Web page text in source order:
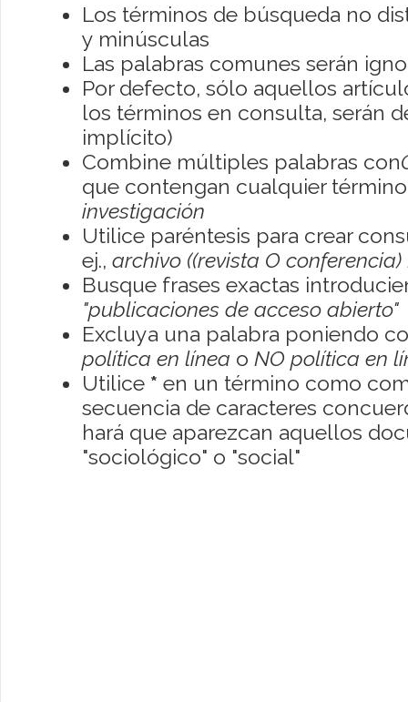
Los términos de búsqueda no
y minúsculas
Las palabras comunes serán
Por defecto, sólo aquellos
los términos en consulta, serán
implícito)
Combine múltiples palabras con
que contengan cualquier
investigación
Utilice paréntesis para crear
ej., archivo ((revista O conferencia)
Busque frases exactas
"publicaciones de acceso abierto"
Excluya una palabra poniendo
política en línea o NO política en
Utilice * en un término como
secuencia de caracteres
hará que aparezcan aquellos
"sociológico" o "social"